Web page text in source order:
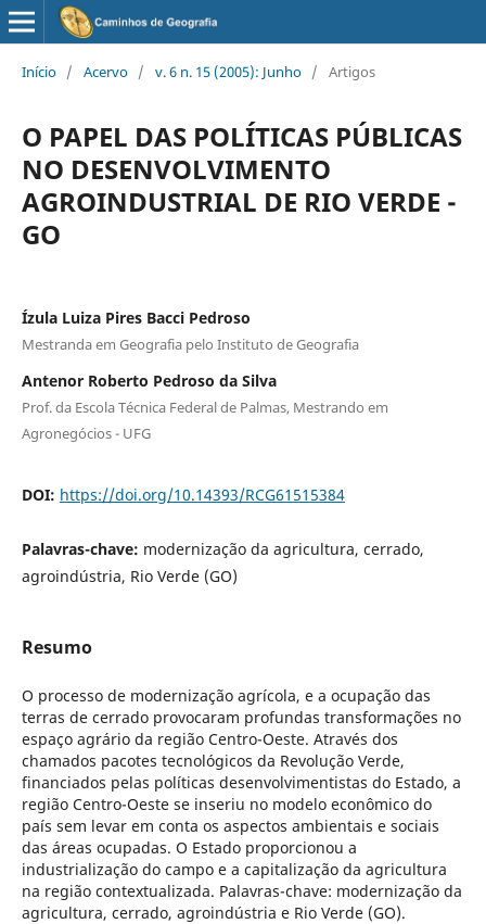
Início / Acervo / v. 6 n. 15 (2005): Junho / Artigos
O PAPEL DAS POLÍTICAS PÚBLICAS
NO DESENVOLVIMENTO
AGROINDUSTRIAL DE RIO VERDE -
GO
Ízula Luiza Pires Bacci Pedroso
Mestranda em Geografia pelo Instituto de Geografia
Antenor Roberto Pedroso da Silva
Prof. da Escola Técnica Federal de Palmas, Mestrando em
Agronegócios - UFG
DOI: https://doi.org/10.14393/RCG61515384
Palavras-chave: modernização da agricultura, cerrado,
agroindústria, Rio Verde (GO)
Resumo
O processo de modernização agrícola, e a ocupação das
terras de cerrado provocaram profundas transformações no
espaço agrário da região Centro-Oeste. Através dos
chamados pacotes tecnológicos da Revolução Verde,
financiados pelas políticas desenvolvimentistas do Estado, a
região Centro-Oeste se inseriu no modelo econômico do
país sem levar em conta os aspectos ambientais e sociais
das áreas ocupadas. O Estado proporcionou a
industrialização do campo e a capitalização da agricultura
na região contextualizada. Palavras-chave: modernização da
agricultura, cerrado, agroindústria e Rio Verde (GO).